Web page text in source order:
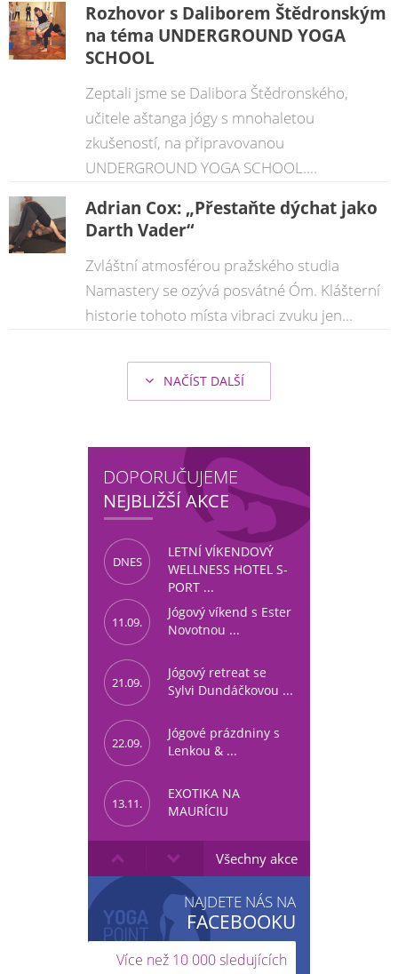
Rozhovor s Daliborem Štědronským
na téma UNDERGROUND YOGA
SCHOOL
Zeptali jsme se Dalibora Štědronského,
učitele aštanga jógy s mnohaletou
zkušeností, na připravovanou
UNDERGROUND YOGA SCHOOL....
Adrian Cox: „Přestaňte dýchat jako
Darth Vader“
Zvláštní atmosférou pražského studia
Namastery se ozývá posvátné Óm. Klášterní
historie tohoto místa vibraci zvuku jen...
NAČÍST DALŠÍ
DOPORUČUJEME
NEJBLIŽŠÍ AKCE
DNES
LETNÍ VÍKENDOVÝ
WELLNESS HOTEL S-
PORT ...
11.09.
Jógový víkend s Ester
Novotnou ...
21.09.
Jógový retreat se
Sylvi Dundáčkovou ...
22.09.
Jógové prázdniny s
Lenkou & ...
13.11.
EXOTIKA NA
MAURÍCIU
Všechny akce
NAJDETE NÁS NA
FACEBOOKU
Více než 10 000 sledujících